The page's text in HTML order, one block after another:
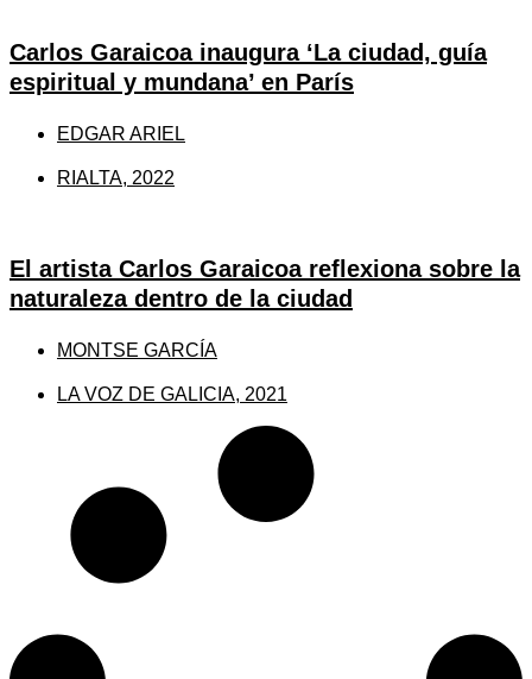
Carlos Garaicoa inaugura ‘La ciudad, guía
espiritual y mundana’ en París
EDGAR ARIEL
RIALTA, 2022
El artista Carlos Garaicoa reflexiona sobre la
naturaleza dentro de la ciudad
MONTSE GARCÍA
LA VOZ DE GALICIA, 2021